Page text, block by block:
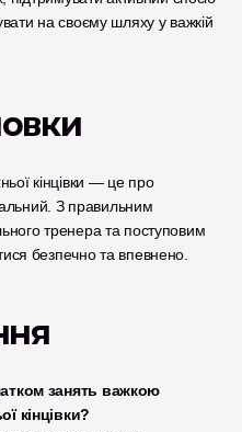
на своєму шляху у важкій
кінцівки — це про
З правильним
тренера та поступовим
безпечно та впевнено.
занять важкою
кінцівки?